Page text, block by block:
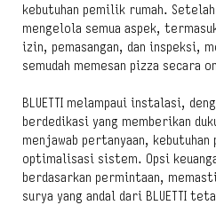
kebutuhan pemilik rumah.
mengelola semua aspek,
izin, pemasangan, dan inspeksi,
semudah memesan pizza secara
BLUETTI melampaui instalasi,
berdedikasi yang memberikan
menjawab pertanyaan, kebutuhan
optimalisasi sistem. Opsi
berdasarkan permintaan,
surya yang andal dari BLUETTI